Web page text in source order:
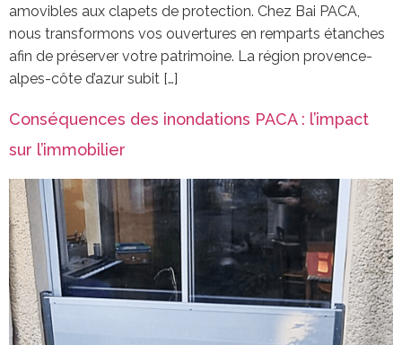
amovibles aux clapets de protection. Chez Bai PACA,
nous transformons vos ouvertures en remparts étanches
afin de préserver votre patrimoine. La région provence-
alpes-côte d’azur subit […]
Conséquences des inondations PACA : l’impact
sur l’immobilier